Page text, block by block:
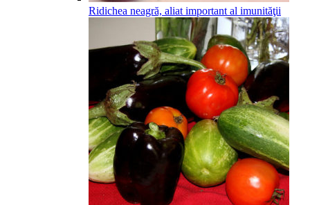
Ridichea neagră, aliat important al imunităţii